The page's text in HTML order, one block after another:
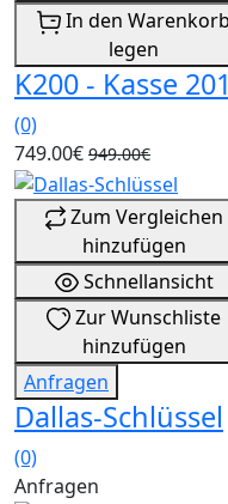
legen
K200 - Kasse 201
(0)
749.00€ 949.00€
Zum Vergleichen
hinzufügen
Schnellansicht
Zur Wunschliste
hinzufügen
Anfragen
Dallas-Schlüssel
(0)
Anfragen